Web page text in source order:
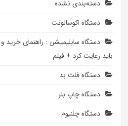
دسته‌بندی نشده
دستگاه اکوسالونت
باید رعایت کرد + فیلم
دستگاه فلت بد
دستگاه چاپ بنر
دستگاه چلنیوم